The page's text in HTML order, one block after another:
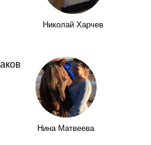
Николай Харчев
Нина Матвеева